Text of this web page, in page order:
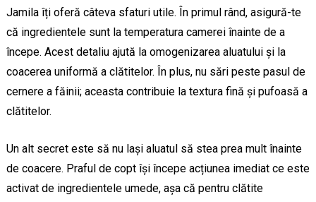
Jamila îți oferă câteva sfaturi utile. În primul rând, asigură-te
că ingredientele sunt la temperatura camerei înainte de a
începe. Acest detaliu ajută la omogenizarea aluatului și la
coacerea uniformă a clătitelor. În plus, nu sări peste pasul de
cernere a făinii; aceasta contribuie la textura fină și pufoasă a
clătitelor.
Un alt secret este să nu lași aluatul să stea prea mult înainte
de coacere. Praful de copt își începe acțiunea imediat ce este
activat de ingredientele umede, așa că pentru clătite